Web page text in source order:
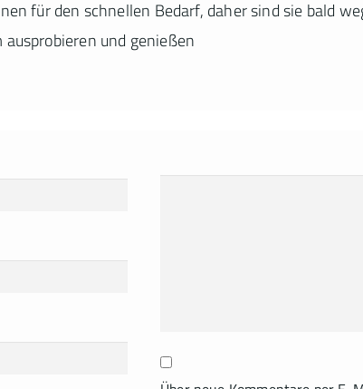
für den schnellen Bedarf, daher sind sie bald
ausprobieren und genießen